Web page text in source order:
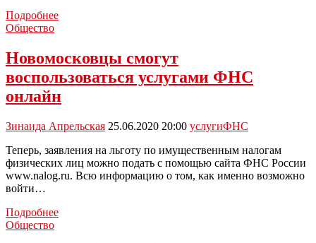
ПодробнееГлава
появление
глобальных
Общество
Новомосковцы смогут
воспользоваться услугами ФНС
онлайн
Зинаида Апрельская 25.06.2020 20:00 услугиФНС
Теперь, заявления на льготу по имущественным налогам
физических лиц можно подать с помощью сайта ФНС России
www.nalog.ru. Всю информацию о том, как именно возможно
войти…
ПодробнееНовомосковцы
Общество